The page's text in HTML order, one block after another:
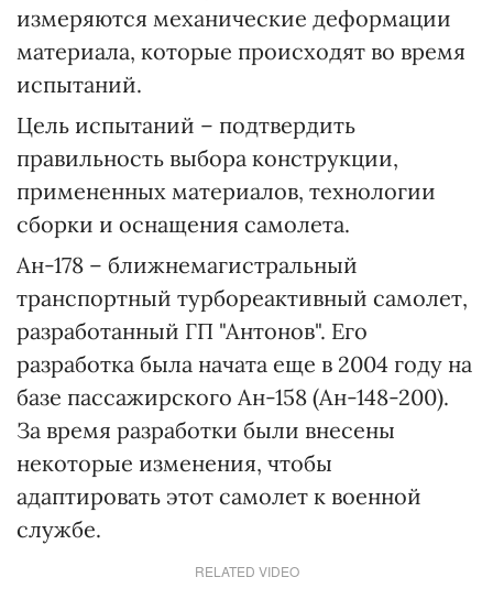
измеряются механические деформации
материала, которые происходят во время
испытаний.
Цель испытаний – подтвердить
правильность выбора конструкции,
примененных материалов, технологии
сборки и оснащения самолета.
Ан-178 – ближнемагистральный
транспортный турбореактивный самолет,
разработанный ГП "Антонов". Его
разработка была начата еще в 2004 году на
базе пассажирского Ан-158 (Ан-148-200).
За время разработки были внесены
некоторые изменения, чтобы
адаптировать этот самолет к военной
службе.
RELATED VIDEO